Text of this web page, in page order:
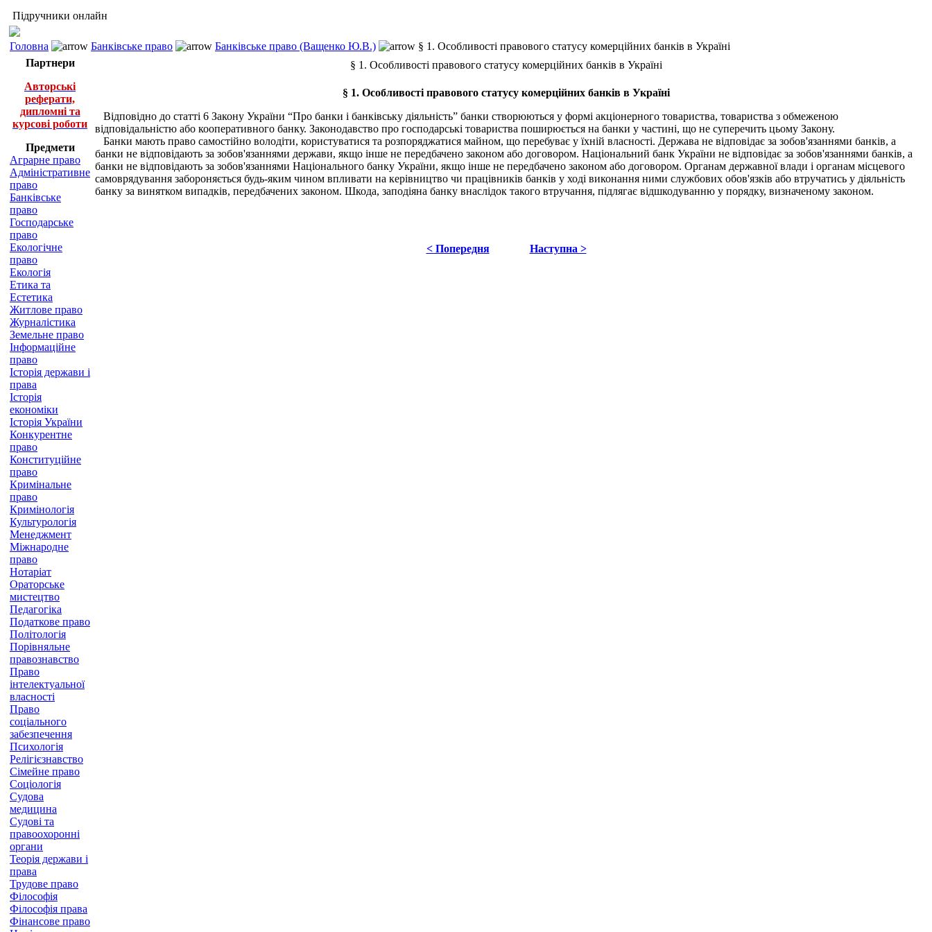
Підручники онлайн
Головна Банківське право Банківське право (Ващенко Ю.В.)
§ 1. Особливості правового статусу комерційних банків в Україні
Партнери
Авторські
реферати,
дипломні та
курсові роботи
Предмети
Аграрне право
Адміністративне
право
Банківське
право
Господарське
право
Екологічне
право
Екологія
Етика та
Естетика
Житлове право
Журналістика
Земельне право
Інформаційне
право
Історія держави і
права
Історія
економіки
Історія України
Конкурентне
право
Конституційне
право
Кримінальне
право
Кримінологія
Культурологія
Менеджмент
Міжнародне
право
Нотаріат
Ораторське
мистецтво
Педагогіка
Податкове право
Політологія
Порівняльне
правознавство
Право
інтелектуальної
власності
Право
соціального
забезпечення
Психологія
Релігієзнавство
Сімейне право
Соціологія
Судова
медицина
Судові та
правоохоронні
органи
Теорія держави і
права
Трудове право
Філософія
Філософія права
Фінансове право
§ 1. Особливості правового статусу комерційних банків в Україні
§ 1. Особливості правового статусу комерційних банків в Україні
Відповідно до статті 6 Закону України “Про банки і банківську діяльність” банки створюються у формі акціонерного товариства, товариства з обмеженою
відповідальністю або кооперативного банку. Законодавство про господарські товариства поширюється на банки у частині, що не суперечить цьому Закону.
Банки мають право самостійно володіти, користуватися та розпоряджатися майном, що перебуває у їхній власності. Держава не відповідає за зобов'язаннями банків, а
банки не відповідають за зобов'язаннями держави, якщо інше не передбачено законом або договором. Національний банк України не відповідає за зобов'язаннями банків, а
банки не відповідають за зобов'язаннями Національного банку України, якщо інше не передбачено законом або договором. Органам державної влади і органам місцевого
самоврядування забороняється будь-яким чином впливати на керівництво чи працівників банків у ході виконання ними службових обов'язків або втручатись у діяльність
банку за винятком випадків, передбачених законом. Шкода, заподіяна банку внаслідок такого втручання, підлягає відшкодуванню у порядку, визначеному законом.
< Попередня Наступна >